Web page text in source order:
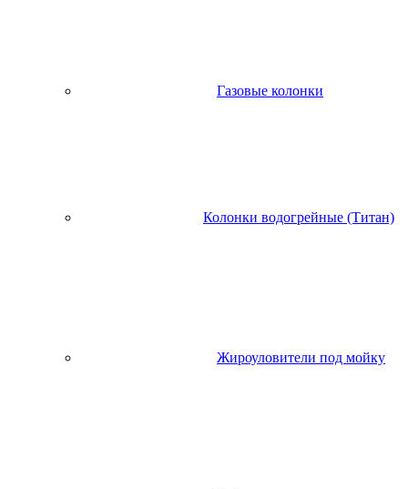
Газовые колонки
Колонки водогрейные (Титан)
Жироуловители под мойку